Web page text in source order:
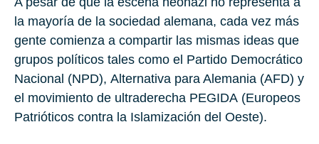
la mayoría de la sociedad alemana, cada vez más
gente comienza a compartir las mismas ideas que
grupos políticos tales como el Partido Democrático
Nacional (NPD), Alternativa para Alemania (AFD) y
el movimiento de ultraderecha PEGIDA (Europeos
Patrióticos contra la Islamización del Oeste).